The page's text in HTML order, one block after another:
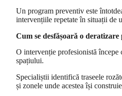
Un program preventiv este
intervențiile repetate în situații de
Cum se desfășoară o deratizare
O intervenție profesionistă începe
spațiului.
Specialiștii identifică traseele
și zonele unde acestea își